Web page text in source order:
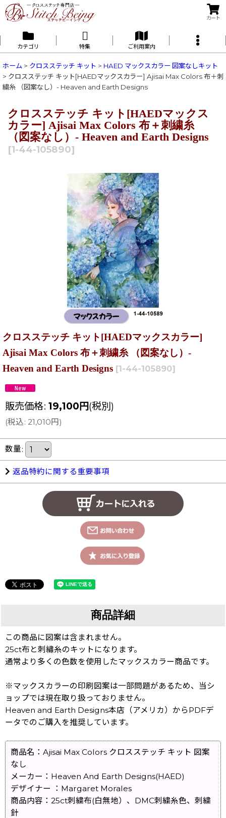
カート
カテゴリ 特集 ご利用案内
ホーム > クロスステッチ キット > HAED マックスカラー 図案なしキット
> クロスステッチ キット[HAEDマックスカラー] Ajisai Max Colors 布＋刺
繍糸 （図案なし）- Heaven and Earth Designs
クロスステッチ キット[HAEDマックス
カラー] Ajisai Max Colors 布＋刺繍糸
（図案なし）- Heaven and Earth Designs
[1-44-105890]
クロスステッチ キット[HAEDマックスカラー]
Ajisai Max Colors 布＋刺繍糸 （図案なし）-
Heaven and Earth Designs [1-44-105890]
販売価格: 19,100 円(税別)
(税込: 21,010円 )
数量:
返品特約に関する重要事項
商品詳細
この商品に図案は含まれません。
25ct布と刺繡糸のキットになります。
通常より多くの色数を使用したマックスカラー商品です。
※マックスカラーの印刷図案は一部問題があるため、当シ
ョップでは現在取り扱っておりません。
Heaven and Earth Designs本店（アメリカ）からPDFデ
ータでのご購入を推奨しています。
商品名：Ajisai Max Colors クロスステッチ キット 図案
なし
メーカー：Heaven And Earth Designs(HAED)
デザイナー ：Margaret Morales
商品内容：25ct刺繍布(白無地）、DMC刺繍糸色、刺繍
針